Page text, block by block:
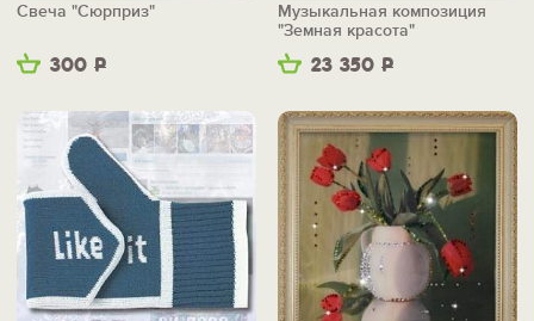
300 Р
Свеча "Сюрприз"
23 350 Р
Музыкальная композиция
"Земная красота"